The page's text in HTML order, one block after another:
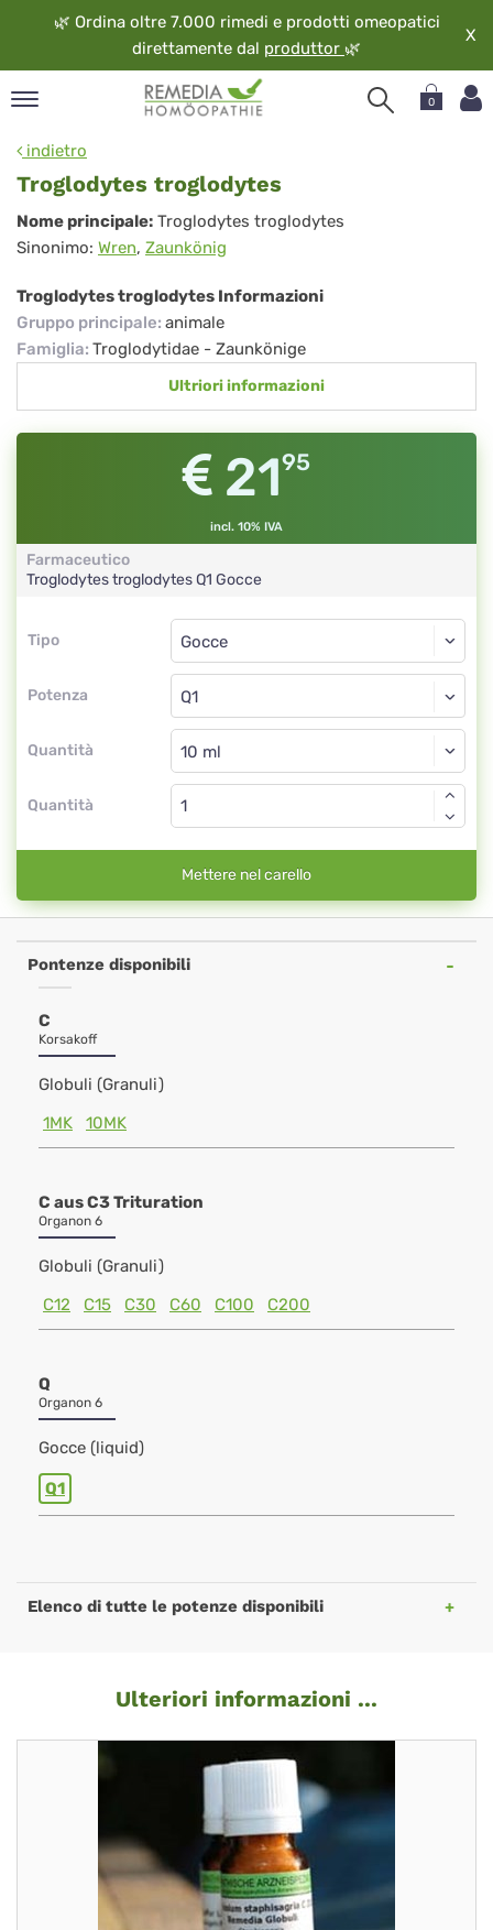
🌿 Ordina oltre 7.000 rimedi e prodotti omeopatici
direttamente dal produttor 🌿
X
0
indietro
Troglodytes troglodytes
Troglodytes
troglodytes
Nome principale: Troglodytes troglodytes
Sinonimo: Wren, Zaunkönig
Troglodytes troglodytes Informazioni
Gruppo principale: animale
Famiglia: Troglodytidae - Zaunkönige
Ultriori informazioni
2195
incl. 10% IVA
Farmaceutico
Troglodytes troglodytesQ1 Gocce
Tipo
Tipo
Potenza
Gocce
Q1
Quantità
Gocce
Quantità
Mettere nel carello
Pontenze disponibili
C
Korsakoff
Globuli (Granuli)
1MK
10MK
C aus C3 Trituration
Organon 6
Globuli (Granuli)
C12
C15 C30 C60 C100 C200
Q
Organon 6
Gocce (liquid)
Q1
Elenco di tutte le potenze disponibili
Ulteriori informazioni ...